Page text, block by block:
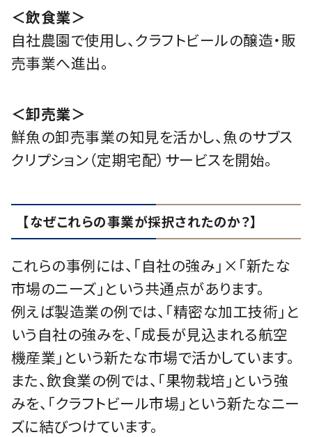
＜飲食業＞
自社農園で使用し、クラフトビールの醸造・販
売事業へ進出。
＜卸売業＞
鮮魚の卸売事業の知見を活かし、魚のサブス
クリプション（定期宅配）サービスを開始。
【なぜこれらの事業が採択されたのか？】
これらの事例には、「自社の強み」×「新たな
市場のニーズ」という共通点があります。
例えば製造業の例では、「精密な加工技術」と
いう自社の強みを、「成長が見込まれる航空
機産業」という新たな市場で活かしています。
また、飲食業の例では、「果物栽培」という強
みを、「クラフトビール市場」という新たなニー
ズに結びつけています。